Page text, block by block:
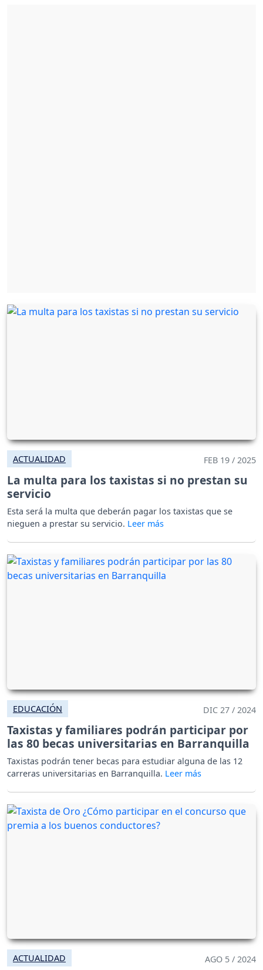
ACTUALIDAD FEB 19 / 2025
La multa para los taxistas si no prestan su
servicio
Esta será la multa que deberán pagar los taxistas que se
nieguen a prestar su servicio.
EDUCACIÓN DIC 27 / 2024
Taxistas y familiares podrán participar por
las 80 becas universitarias en Barranquilla
Taxistas podrán tener becas para estudiar alguna de las 12
carreras universitarias en Barranquilla.
ACTUALIDAD AGO 5 / 2024